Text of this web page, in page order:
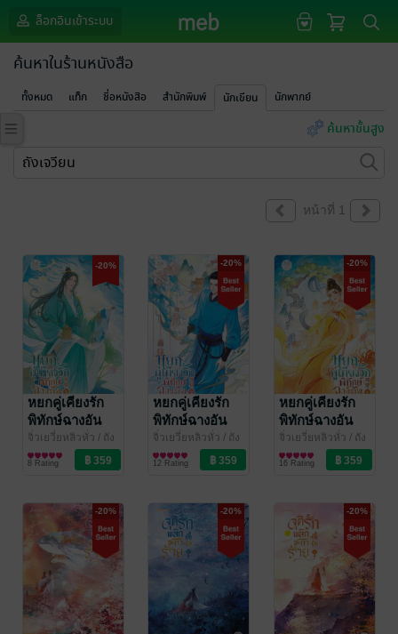
ล็อกอินเข้าระบบ
ค้นหาในร้านหนังสือ
ทั้งหมด แท็ก ชื่อหนังสือ สำนักพิมพ์ นักเขียน นักพากย์
ค้นหาขั้นสูง
หน้าที่ 1
-20%
หยกคู่เคียงรัก
พิทักษ์ฉางอัน
เล่ม 3
จิ่วเยวี่ยหลิวหั่ว / ถัง
เจวียน/ Jamsai
Story
นิยายรักจีนโบราณ
8 Rating
-20%
หยกคู่เคียงรัก
พิทักษ์ฉางอัน
เล่ม 2
จิ่วเยวี่ยหลิวหั่ว / ถัง
เจวียน/ Jamsai
Story
นิยายรักจีนโบราณ
12 Rating
-20%
หยกคู่เคียงรัก
พิทักษ์ฉางอัน
เล่ม 1
จิ่วเยวี่ยหลิวหั่ว / ถัง
เจวียน/ Jamsai
Story
นิยายรักจีนโบราณ
16 Rating
-20% -20% -20%